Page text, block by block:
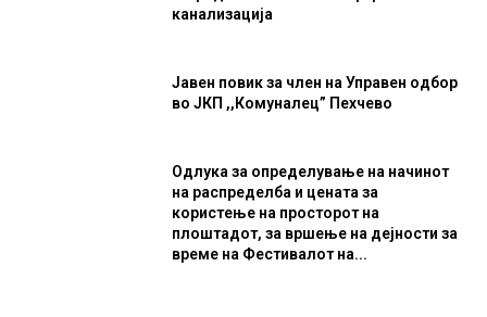
канализација
Јавен повик за член на Управен одбор
во ЈКП ,,Комуналец” Пехчево
Одлука за определување на начинот
на распределба и цената за
користење на просторот на
плоштадот, за вршење на дејности за
време на Фестивалот на...